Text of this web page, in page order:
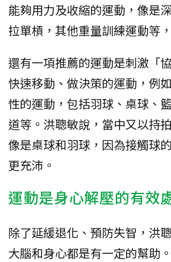
能夠用力及收縮的運動，像是
拉單槓，其他重量訓練運動等
還有一項推薦的運動是刺激「
快速移動、做決策的運動，例
性的運動，包括羽球、桌球、
道等。洪聰敏說，當中又以持
像是桌球和羽球，因為接觸球
更充沛。
運動是身心解壓的有效
除了延緩退化、預防失智，洪
大腦和身心都是有一定的幫助